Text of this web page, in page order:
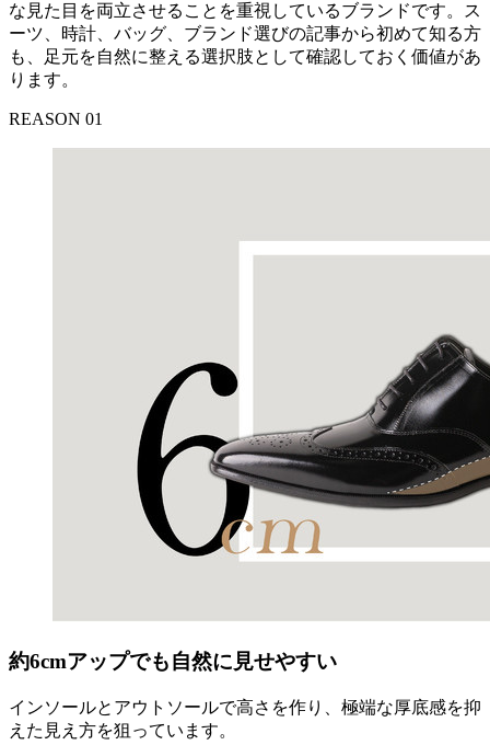
な見た目を両立させることを重視しているブランドです。ス
ーツ、時計、バッグ、ブランド選びの記事から初めて知る方
も、足元を自然に整える選択肢として確認しておく価値があ
ります。
REASON 01
約6cmアップでも自然に見せやすい
インソールとアウトソールで高さを作り、極端な厚底感を抑
えた見え方を狙っています。